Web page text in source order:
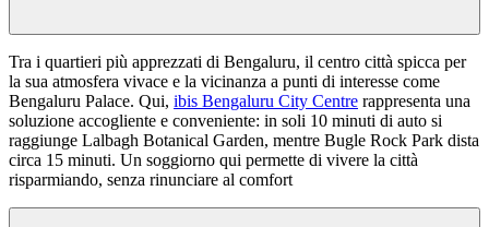
Tra i quartieri più apprezzati di Bengaluru, il centro città spicca per
la sua atmosfera vivace e la vicinanza a punti di interesse come
Bengaluru Palace. Qui, ibis Bengaluru City Centre rappresenta una
soluzione accogliente e conveniente: in soli 10 minuti di auto si
raggiunge Lalbagh Botanical Garden, mentre Bugle Rock Park dista
circa 15 minuti. Un soggiorno qui permette di vivere la città
risparmiando, senza rinunciare al comfort